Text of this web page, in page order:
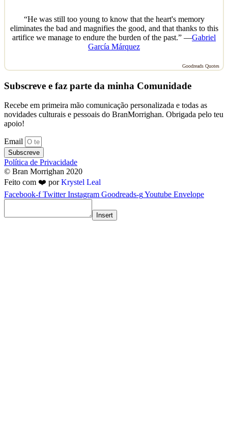
“He was still too young to know that the heart's memory
eliminates the bad and magnifies the good, and that thanks to this
artifice we manage to endure the burden of the past.” —Gabriel
García Márquez
Goodreads Quotes
Subscreve e faz parte da minha Comunidade
Recebe em primeira mão comunicação personalizada e todas as
novidades culturais e pessoais do BranMorrighan. Obrigada pelo teu
apoio!
Email
Subscreve
Política de Privacidade
© Bran Morrighan 2020
Feito com ❤️ porKrystel Leal
Facebook-f Twitter Instagram Goodreads-gYoutube Envelope
Insert